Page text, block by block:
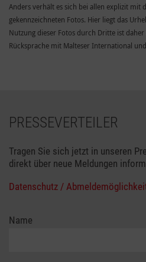
Anders verhält es sich bei allen explizit mit
gekennzeichneten Fotos. Hier liegt das
Nutzung dieser Fotos durch Dritte ist
Rücksprache mit Malteser International
PRESSEVERTEILER
Tragen Sie sich jetzt in unseren
direkt über neue Meldungen
Datenschutz /
Name